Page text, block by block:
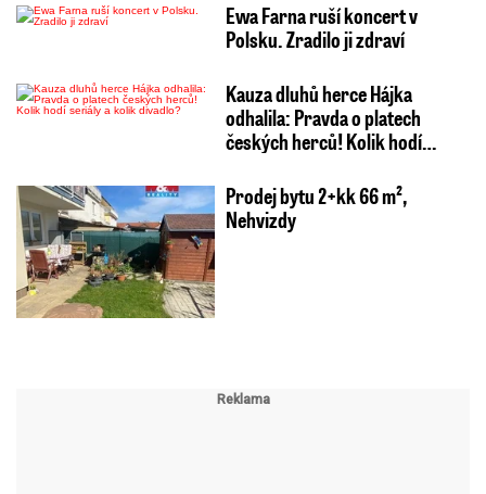
Ewa Farna ruší koncert v
Polsku. Zradilo ji zdraví
Kauza dluhů herce Hájka
odhalila: Pravda o platech
českých herců! Kolik hodí…
Prodej bytu 2+kk 66 m²,
Nehvizdy